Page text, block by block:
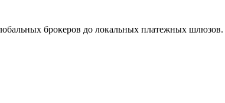
брокеров до локальных платежных шлюзов.